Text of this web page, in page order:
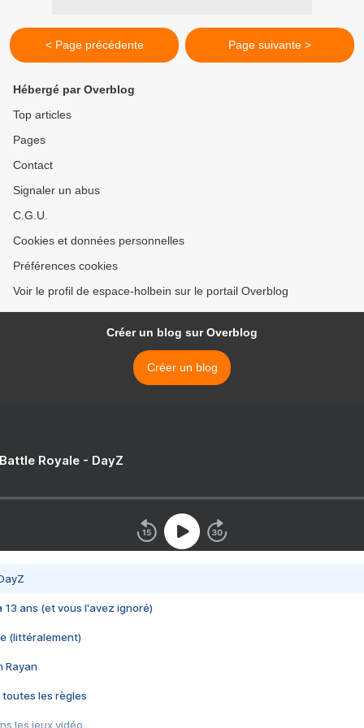
< Page précédente Page suivante >
Hébergé par Overblog
Top articles
Pages
Contact
Signaler un abus
C.G.U.
Cookies et données personnelles
Préférences cookies
Voir le profil de espace-holbein sur le portail Overblog
Créer un blog sur Overblog
Créer un blog
Royale - DayZ
13 ans (et vous l'avez ignoré)
(littéralement)
Rayan
toutes les règles
les jeux vidéo